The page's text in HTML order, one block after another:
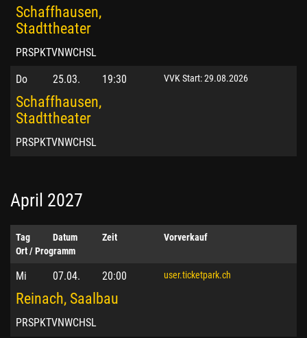
Schaffhausen,
Stadttheater
PRSPKTVNWCHSL
Do 25.03. 19:30
Schaffhausen,
Stadttheater
PRSPKTVNWCHSL
VVK Start: 29.08.2026
April 2027
Tag Datum
Zeit
Ort / Programm
Vorverkauf
Mi 07.04. 20:00
Reinach, Saalbau
PRSPKTVNWCHSL
user.ticketpark.ch